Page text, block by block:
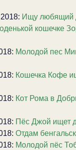
Ищу любящий
кошечке
Молодой пес
Кошечка Кофе
Кот Рома в
Пёс Джой ищет
Отдам
Молодой пёс